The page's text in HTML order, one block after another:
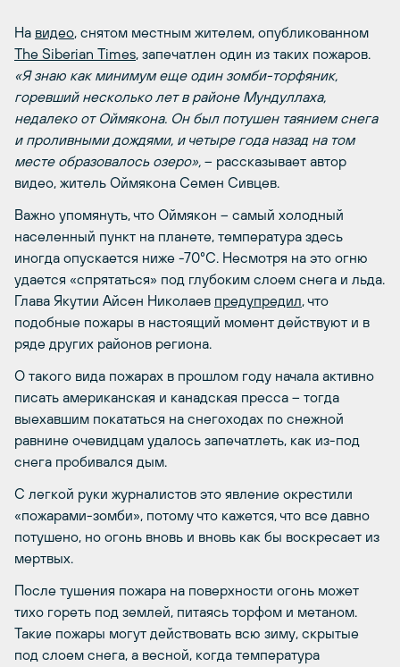
На видео, снятом местным жителем, опубликованном
The Siberian Times, запечатлен один из таких пожаров.
«Я знаю как минимум еще один зомби-торфяник,
горевший несколько лет в районе Мундуллаха,
недалеко от Оймякона. Он был потушен таянием снега
и проливными дождями, и четыре года назад на том
месте образовалось озеро», – рассказывает автор
видео, житель Оймякона Семен Сивцев.
Важно упомянуть, что Оймякон – самый холодный
населенный пункт на планете, температура здесь
иногда опускается ниже -70°С. Несмотря на это огню
удается «спрятаться» под глубоким слоем снега и льда.
Глава Якутии Айсен Николаев предупредил, что
подобные пожары в настоящий момент действуют и в
ряде других районов региона.
О такого вида пожарах в прошлом году начала активно
писать американская и канадская пресса – тогда
выехавшим покататься на снегоходах по снежной
равнине очевидцам удалось запечатлеть, как из-под
снега пробивался дым.
С легкой руки журналистов это явление окрестили
«пожарами-зомби», потому что кажется, что все давно
потушено, но огонь вновь и вновь как бы воскресает из
мертвых.
После тушения пожара на поверхности огонь может
тихо гореть под землей, питаясь торфом и метаном.
Такие пожары могут действовать всю зиму, скрытые
под слоем снега, а весной, когда температура